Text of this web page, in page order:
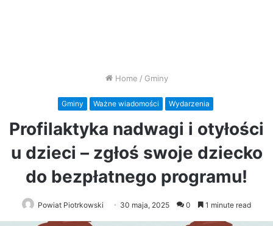
Home / Gminy
Gminy Ważne wiadomości Wydarzenia
Profilaktyka nadwagi i otyłości
u dzieci – zgłoś swoje dziecko
do bezpłatnego programu!
Powiat Piotrkowski 30 maja, 2025 0 1 minute read